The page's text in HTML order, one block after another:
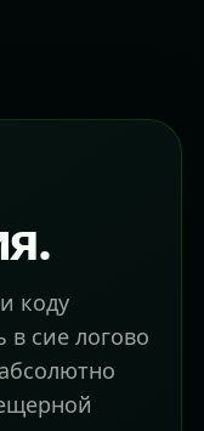
коду
сие логово